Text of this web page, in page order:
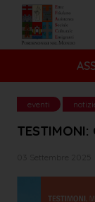
eventi
TESTIMONI:
03 Settembre 2025